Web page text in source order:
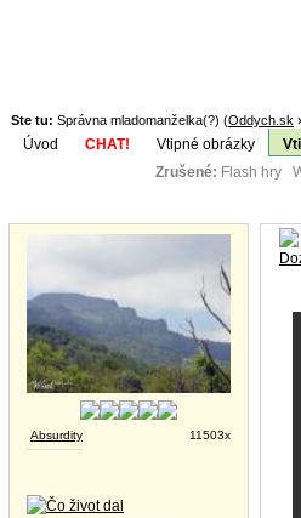
Ste tu: Správna mladomanželka(?) (Oddych.sk
Úvod CHAT! Vtipné obrázky
Zrušené: Flash hry
Absurdity 11503x